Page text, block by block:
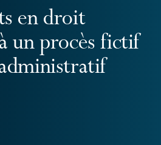
en droit
un procès fictif